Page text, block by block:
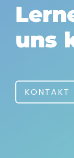
uns
KONTAKT